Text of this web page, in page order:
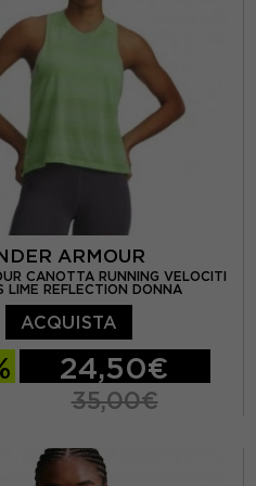
ARMOUR
CANOTTA RUNNING VELOCITI
LIME REFLECTION DONNA
ACQUISTA
24,50€
35,00€